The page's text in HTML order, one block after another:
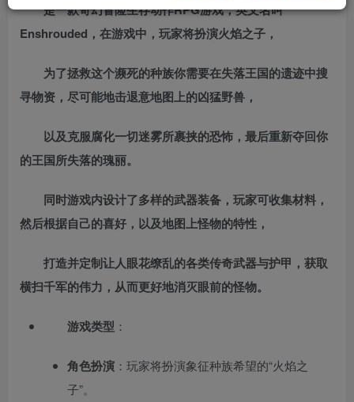
是一款奇幻冒险生存动作RPG游戏，英文名叫
Enshrouded，在游戏中，玩家将扮演火焰之子，
为了拯救这个濒死的种族你需要在失落王国的遗迹中搜
寻物资，尽可能地击退意地图上的凶猛野兽，
以及克服腐化一切迷雾所裹挟的恐怖，最后重新夺回你
的王国所失落的瑰丽。
同时游戏内设计了多样的武器装备，玩家可收集材料，
然后根据自己的喜好，以及地图上怪物的特性，
打造并定制让人眼花缭乱的各类传奇武器与护甲，获取
横扫千军的伟力，从而更好地消灭眼前的怪物。
游戏类型 ‌：
角色扮演 ‌：玩家将扮演象征种族希望的“火焰之
子”。